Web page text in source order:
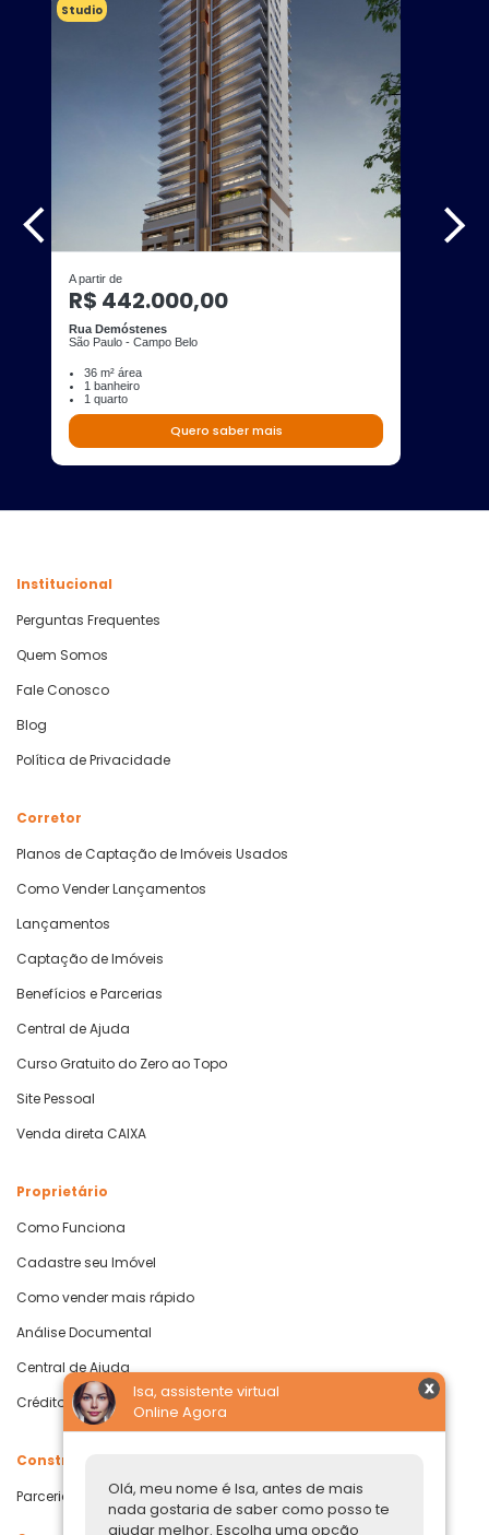
Studio
A partir de
R$ 442.000,00
Rua Demóstenes
São Paulo - Campo Belo
36 m² área
1 banheiro
1 quarto
Quero saber mais
Isa, assistente virtual
Online Agora
Olá, meu nome é Isa, antes de mais
nada gostaria de saber como posso te
ajudar melhor. Escolha uma opção
Institucional
Perguntas Frequentes
Quem Somos
Fale Conosco
Blog
Política de Privacidade
Corretor
Planos de Captação de Imóveis Usados
Como Vender Lançamentos
Lançamentos
Captação de Imóveis
Benefícios e Parcerias
Central de Ajuda
Curso Gratuito do Zero ao Topo
Site Pessoal
Venda direta CAIXA
Proprietário
Como Funciona
Cadastre seu Imóvel
Como vender mais rápido
Análise Documental
Central de Ajuda
Crédito com Garantia de Imóvel
Construtoras
Parcerias Imobiliárias